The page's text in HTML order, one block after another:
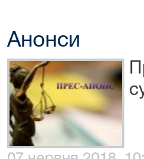
Анонси